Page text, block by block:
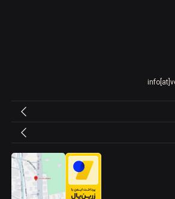
غذایی کمک نماید. در مقابل، انتخاب
است باعث نشت غذا، تغییر بو و طعم
یا حتی ایجاد مشکلات بهداشتی شود
کالای خواب ورونیکا، قصد داریم تمام
گرفته تا معیارهای انتخاب بهترین لانچ
دانشگاه، سفر و استفاده روزمره
و حمل غذا چیست و چه کاربردی